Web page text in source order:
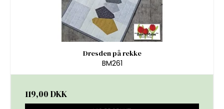
Dresden på rekke
BM261
119,00 DKK